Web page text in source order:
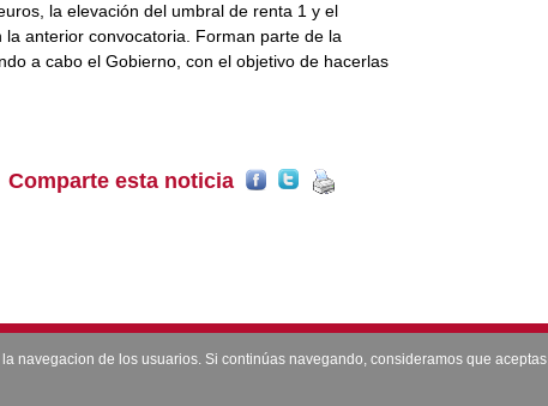
la elevación del umbral de renta 1 y el
anterior convocatoria. Forman parte de la
a cabo el Gobierno, con el objetivo de hacerlas
Comparte esta noticia
--- Todos los derechos reservados
E-MAIL: redaccion@caudetelacalle.es Teléfono: 965825222 Depósito
navegacion de los usuarios. Si continúas navegando, consideramos que